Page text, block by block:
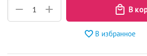
+
−
В избранное